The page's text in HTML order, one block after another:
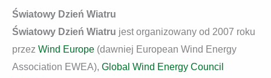
Światowy Dzień Wiatru
Światowy Dzień Wiatru jest organizowany od 2007 roku
przez Wind Europe (dawniej European Wind Energy
Association EWEA), Global Wind Energy Council